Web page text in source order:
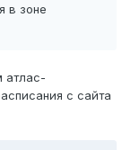
в зоне
атлас-
с сайта